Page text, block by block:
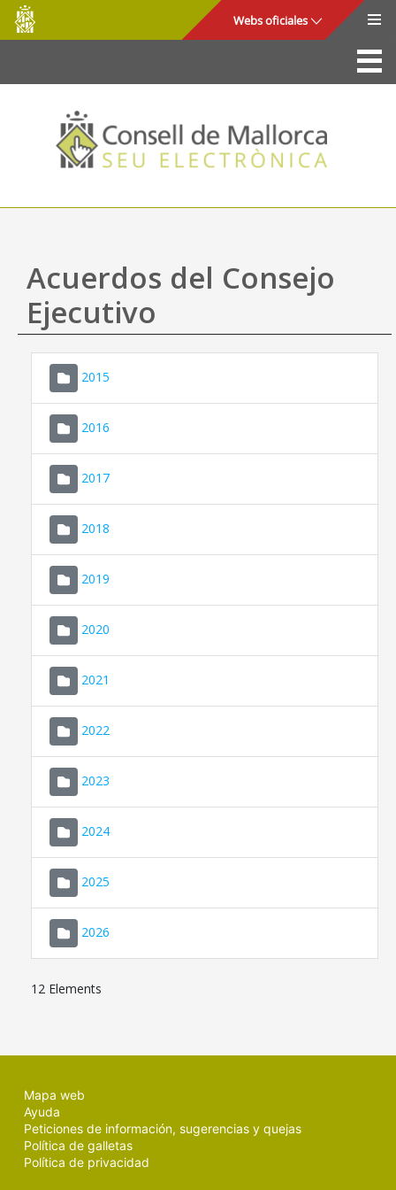
Saltar al contenido principal
Consell
de
Mallorca
Webs oficiales
La Sede
Consejo de Mallorca
Acceso y seguridad
Utilidades
Mapa web
Ayuda
Acuerdos del Consejo
Ejecutivo
2015
2016
2017
2018
2019
2020
2021
2022
2023
2024
2025
2026
12 Elements
Mapa web
Ayuda
Peticiones de información, sugerencias y quejas
Política de galletas
Política de privacidad